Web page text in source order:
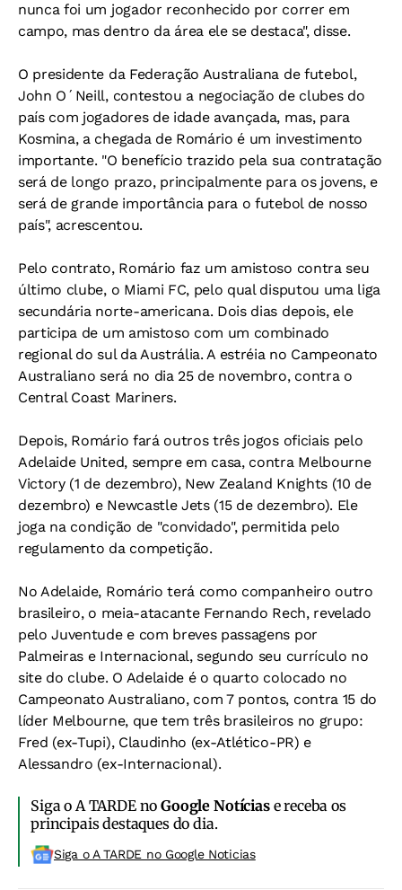
nunca foi um jogador reconhecido por correr em
campo, mas dentro da área ele se destaca", disse.
O presidente da Federação Australiana de futebol,
John O´Neill, contestou a negociação de clubes do
país com jogadores de idade avançada, mas, para
Kosmina, a chegada de Romário é um investimento
importante. "O benefício trazido pela sua contratação
será de longo prazo, principalmente para os jovens, e
será de grande importância para o futebol de nosso
país", acrescentou.
Pelo contrato, Romário faz um amistoso contra seu
último clube, o Miami FC, pelo qual disputou uma liga
secundária norte-americana. Dois dias depois, ele
participa de um amistoso com um combinado
regional do sul da Austrália. A estréia no Campeonato
Australiano será no dia 25 de novembro, contra o
Central Coast Mariners.
Depois, Romário fará outros três jogos oficiais pelo
Adelaide United, sempre em casa, contra Melbourne
Victory (1 de dezembro), New Zealand Knights (10 de
dezembro) e Newcastle Jets (15 de dezembro). Ele
joga na condição de "convidado", permitida pelo
regulamento da competição.
No Adelaide, Romário terá como companheiro outro
brasileiro, o meia-atacante Fernando Rech, revelado
pelo Juventude e com breves passagens por
Palmeiras e Internacional, segundo seu currículo no
site do clube. O Adelaide é o quarto colocado no
Campeonato Australiano, com 7 pontos, contra 15 do
líder Melbourne, que tem três brasileiros no grupo:
Fred (ex-Tupi), Claudinho (ex-Atlético-PR) e
Alessandro (ex-Internacional).
Siga o A TARDE noGoogle Notíciase receba os
principais destaques do dia.
Siga o A TARDE no Google Noticias